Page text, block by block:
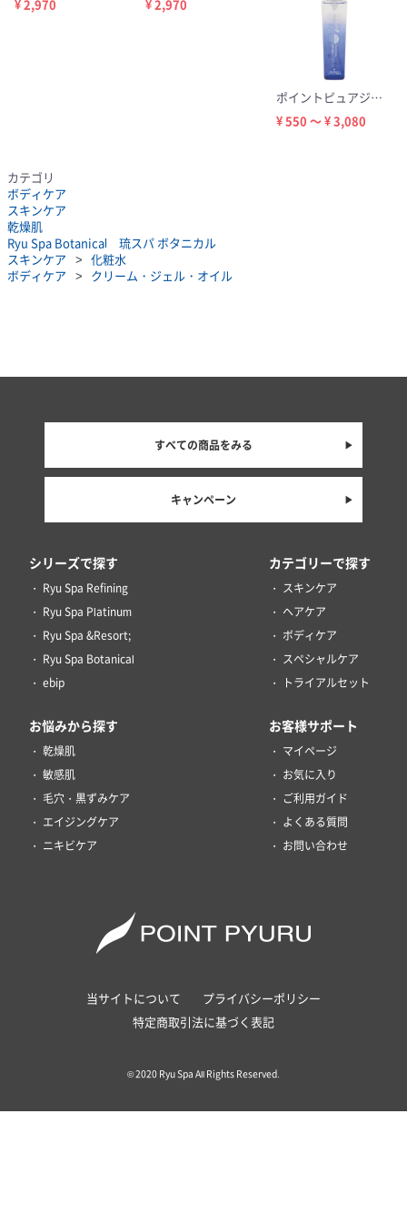
¥ 2,970
¥ 2,970
ポイントピュアジェル
¥ 550 ～ ¥ 3,080
カテゴリ
ボディケア
スキンケア
乾燥肌
Ryu Spa Botanical 琉スパ ボタニカル
スキンケア
化粧水
ボディケア
クリーム・ジェル・オイル
すべての商品をみる
キャンペーン
シリーズで探す
Ryu Spa Refining
Ryu Spa Platinum
Ryu Spa &Resort;
Ryu Spa Botanical
ebip
カテゴリーで探す
スキンケア
ヘアケア
ボディケア
スペシャルケア
トライアルセット
お悩みから探す
乾燥肌
敏感肌
毛穴・黒ずみケア
エイジングケア
ニキビケア
お客様サポート
マイページ
お気に入り
ご利用ガイド
よくある質問
お問い合わせ
当サイトについて
プライバシーポリシー
特定商取引法に基づく表記
© 2020 Ryu Spa All Rights Reserved.